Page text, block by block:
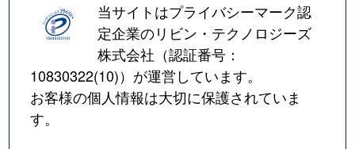
当サイトはプライバシーマーク認
定企業のリビン・テクノロジーズ
株式会社（認証番号：
10830322(10)）が運営しています。
お客様の個人情報は大切に保護されていま
す。